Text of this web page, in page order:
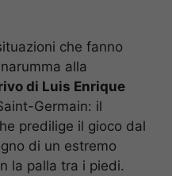
che fanno
alla
di Luis Enrique
Germain: il
predilige il gioco dal
di un estremo
la palla tra i piedi.